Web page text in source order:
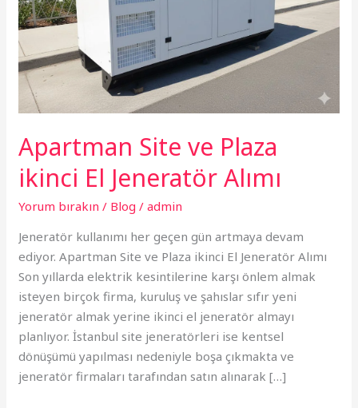
Apartman Site ve Plaza
ikinci El Jeneratör Alımı
Yorum bırakın / Blog /admin
Jeneratör kullanımı her geçen gün artmaya devam
ediyor. Apartman Site ve Plaza ikinci El Jeneratör Alımı
Son yıllarda elektrik kesintilerine karşı önlem almak
isteyen birçok firma, kuruluş ve şahıslar sıfır yeni
jeneratör almak yerine ikinci el jeneratör almayı
planlıyor. İstanbul site jeneratörleri ise kentsel
dönüşümü yapılması nedeniyle boşa çıkmakta ve
jeneratör firmaları tarafından satın alınarak […]
Jeneratör
Alımı